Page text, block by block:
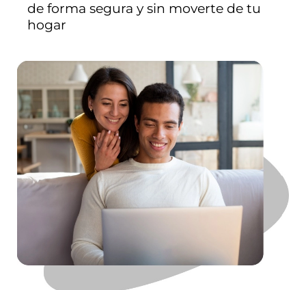
de forma segura y sin moverte de tu
hogar